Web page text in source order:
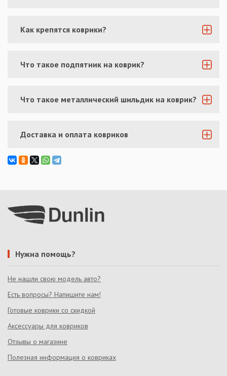
Как крепятся коврики?
Что такое подпятник на коврик?
Что такое металлический шильдик на коврик?
Доставка и оплата ковриков
Нужна помощь?
Не нашли свою модель авто?
Есть вопросы? Напишите нам!
Готовые коврики со скидкой
Аксессуары для ковриков
Отзывы о магазине
Полезная информация о ковриках